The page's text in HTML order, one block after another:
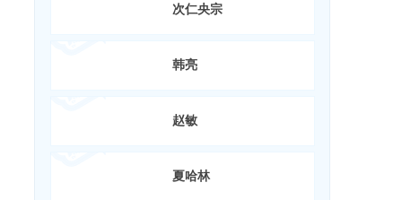
次仁央宗
韩亮
赵敏
夏哈林